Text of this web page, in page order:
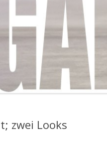
OUTFIT
MY OUTFIT ARCHIVE
GROSSE GRÖSSEN SHOPPING-
IDE BERLIN
STYLING VIDEO
zwei Looks